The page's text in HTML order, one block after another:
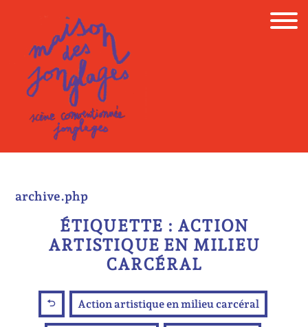
archive.php
ÉTIQUETTE : ACTION
ARTISTIQUE EN MILIEU
CARCÉRAL
Action artistique en milieu carcéral